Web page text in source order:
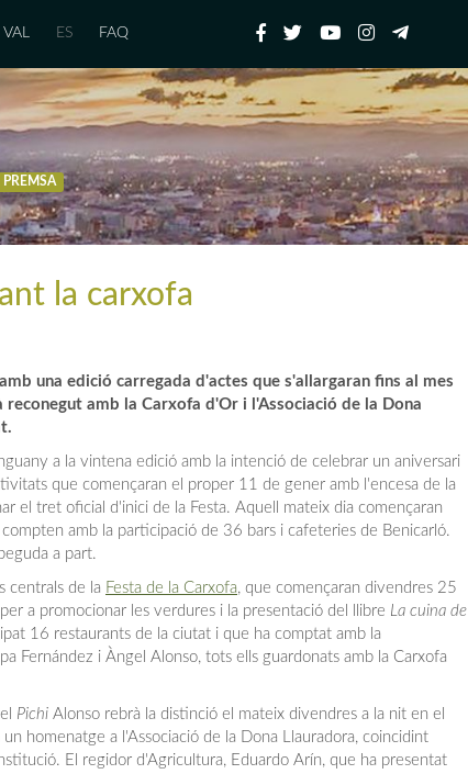
VAL ES FAQ
PREMSA
la carxofa
una edició carregada d'actes que s'allargaran fins al mes
amb la Carxofa d'Or i l'Associació de la Dona
a la vintena edició amb la intenció de celebrar un aniversari
que començaran el proper 11 de gener amb l'encesa de la
el tret oficial d'inici de la Festa. Aquell mateix dia començaran
amb la participació de 36 bars i cafeteries de Benicarló.
a part.
centrals de la Festa de la Carxofa, que començaran divendres 25
a promocionar les verdures i la presentació del llibre La cuina de
16 restaurants de la ciutat i que ha comptat amb la
Fernández i Àngel Alonso, tots ells guardonats amb la Carxofa
Pichi Alonso rebrà la distinció el mateix divendres a la nit en el
homenatge a l'Associació de la Dona Llauradora, coincidint
El regidor d'Agricultura, Eduardo Arín, que ha presentat